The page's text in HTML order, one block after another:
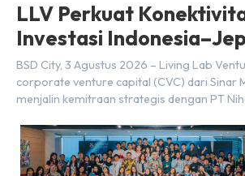
LLV Perkuat
Investasi
(FDI) pada 2025
BSD City, 3 Agustus 2026 – Living Lab
corporate venture capital (CVC) dari Sinar
menjalin kemitraan strategis dengan PT
Holdings Inc. Kemitraan tersebut ditandai
penandatanganan Memorandum of
(MoU) oleh Bayu Seto (Partner at Living